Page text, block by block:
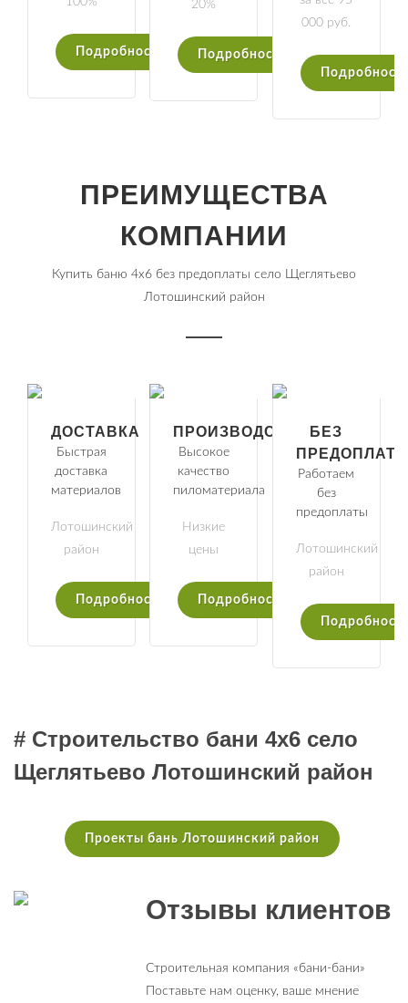
Подробности
20%
Подробности
000 руб.
ПРЕИМУЩЕСТВА
КОМПАНИИ
Купить баню 4х6 без предоплаты село Щеглятьево
Лотошинский район
ДОСТАВКА
Быстрая
доставка
материалов
Лотошинский
район
Подробности
ПРОИЗВОДСТВО
Высокое
качество
пиломатериала
Низкие
цены
Подробности
БЕЗ
Работаем
без
предоплаты
Лотошинский
район
# Строительство бани 4х6 село
Щеглятьево Лотошинский район
Проекты бань Лотошинский район
Отзывы клиентов
Строительная компания «бани-бани»
Поставьте нам оценку, ваше мнение